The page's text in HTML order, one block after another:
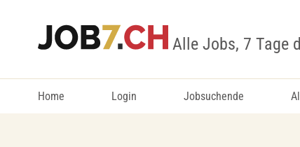
Alle Jobs, 7 Tage
Home Login Jobsuchende